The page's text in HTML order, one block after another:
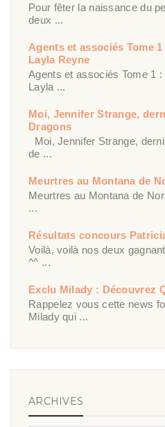
Pour fêter la naissance du
deux ...
Agents et associés Tome
Layla Reyne
Agents et associés Tome 1
Layla ...
Moi, Jennifer Strange,
Dragons
Moi, Jennifer Strange,
de ...
Meurtres au Montana de
Meurtres au Montana de
...
Résultats concours
Voilà, voilà nos deux
^^ ...
Exclu Milady : Découvrez
Rappelez vous cette news
Milady qui ...
ARCHIVES